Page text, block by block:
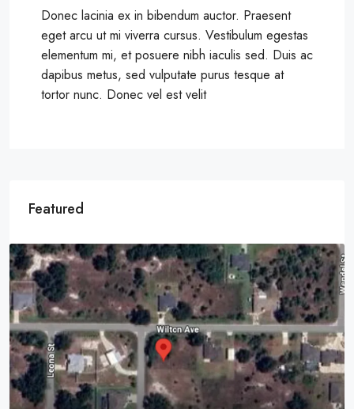
Donec lacinia ex in bibendum auctor. Praesent
eget arcu ut mi viverra cursus. Vestibulum egestas
elementum mi, et posuere nibh iaculis sed. Duis ac
dapibus metus, sed vulputate purus tesque at
tortor nunc. Donec vel est velit
Featured